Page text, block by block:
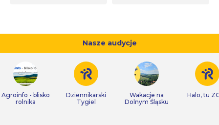
Nasze audycje
Agroinfo - blisko
rolnika
Dziennikarski
Tygiel
Wakacje na
Dolnym Śląsku
Halo, tu